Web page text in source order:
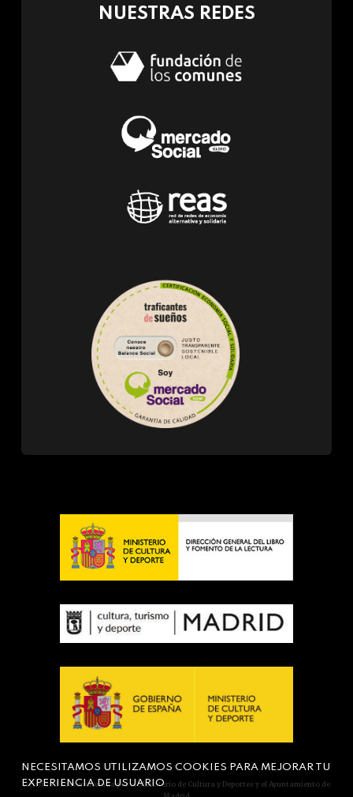
NUESTRAS REDES
Actividad subvencionada por el Ministerio de Cultura y Deportes y el Ayuntamiento de
NECESITAMOS UTILIZAMOS COOKIES PARA MEJORAR TU
EXPERIENCIA DE USUARIO